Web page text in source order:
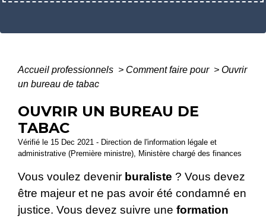
Accueil professionnels > Comment faire pour > Ouvrir
un bureau de tabac
OUVRIR UN BUREAU DE
TABAC
Vérifié le 15 Dec 2021 - Direction de l'information légale et
administrative (Première ministre), Ministère chargé des finances
Vous voulez devenir buraliste ? Vous devez
être majeur et ne pas avoir été condamné en
justice. Vous devez suivre une formation